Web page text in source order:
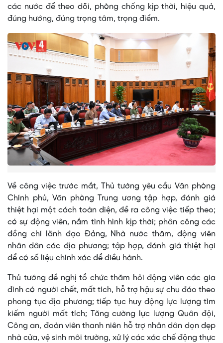
các nước để theo dõi, phòng chống kịp thời, hiệu quả,
đúng hướng, đúng trọng tâm, trọng điểm.
Về công việc trước mắt, Thủ tướng yêu cầu Văn phòng
Chính phủ, Văn phòng Trung ương tập hợp, đánh giá
thiệt hại một cách toàn diện, đề ra công việc tiếp theo;
có sự động viên, nắm tình hình kịp thời; phân công các
đồng chí lãnh đạo Đảng, Nhà nước thăm, động viên
nhân dân các địa phương; tập hợp, đánh giá thiệt hại
để có số liệu chính xác để điều hành.
Thủ tướng đề nghị tổ chức thăm hỏi động viên các gia
đình có người chết, mất tích, hỗ trợ hậu sự chu đáo theo
phong tục địa phương; tiếp tục huy động lực lượng tìm
kiếm người mất tích; Tăng cường lực lượng Quân đội,
Công an, đoàn viên thanh niên hỗ trợ nhân dân dọn dẹp
nhà cửa, vệ sinh môi trường, xử lý các xác chế động thực